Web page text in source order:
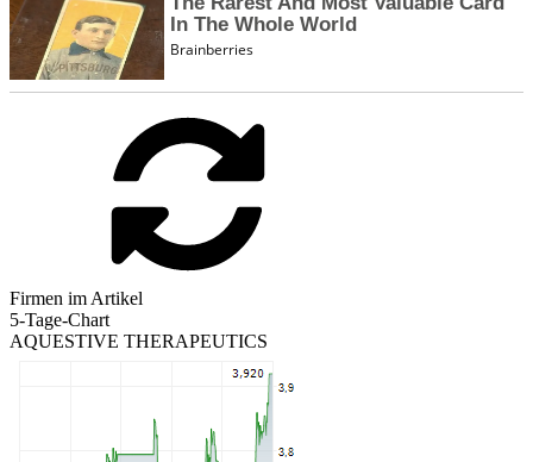
Firmen im Artikel
5-Tage-Chart
AQUESTIVE THERAPEUTICS